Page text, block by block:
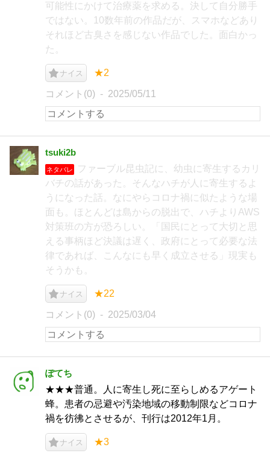
可能性にかけて治療薬を求める。決して自分勝手
ではない。10数年前の作品だが、スマホなどあり
それほど古臭さを感じない作品でした。面白かっ
た。
ナイス ★2
コメント(0) 2025/05/11
tsuki2b
ネタバレ
ファーブル昆虫記に、幼虫に寄生するカリ
バチの話があった。そんなハチが人に寄生するよ
うになった話。なにやらコロナ禍に似たような場
面も。ほとんどは島からの脱出で、ハチよりAWS
対策班の方が恐ろしい。「国民にとって大切と思
える事柄ほど決議は遅く、政府にとって必要な法
律であれば、こんなにも早く成立させる」現実も
そうかも。
ナイス ★22
コメント(0) 2025/03/04
ぽてち
★★★普通。人に寄生し死に至らしめるアゲート
蜂。患者の忌避や汚染地域の移動制限などコロナ
禍を彷彿とさせるが、刊行は2012年1月。
ナイス ★3